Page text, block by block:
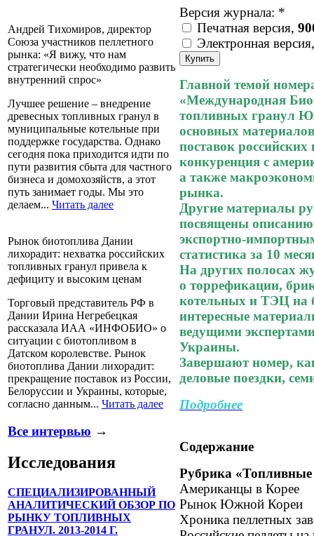
Андрей Тихомиров, директор
Союза участников пеллетного
рынка: «Я вижу, что нам
стратегически необходимо развить
внутренний спрос»
Лучшее решение – внедрение
древесных топливных гранул в
муниципальные котельные при
поддержке государства. Однако
сегодня пока приходится идти по
пути развития сбыта для частного
бизнеса и домохозяйств, а этот
путь занимает годы. Мы это
делаем... Читать далее
Рынок биотоплива Дании
лихорадит: нехватка российских
топливных гранул привела к
дефициту и высоким ценам
Торговый представитель РФ в
Дании Ирина Негребецкая
рассказала ИАА «ИНФОБИО» о
ситуации с биотопливом в
Датском королевстве. Рынок
биотоплива Дании лихорадит:
прекращение поставок из России,
Белоруссии и Украины, которые,
согласно данным... Читать далее
Все интервью →
Исследования
СПЕЦИАЛИЗИРОВАННЫЙ
АНАЛИТИЧЕСКИЙ ОБЗОР ПО
РЫНКУ ТОПЛИВНЫХ
ГРАНУЛ. 2013-2014 Г.
Версия журнала: *
Печатная версия,
Электронная
Главной темой
«Международная
топливных гранул
основных
поставок
конкуренция с
а также
рынка.
Другие материалы
посвящены
экспортно-
статистика за 10
На других полосах
о торрефикации,
котельных и ТЭЦ на
интересные
ведущими
Украины.
Завершают номер,
деловые поездки,
Подробнее
Содержание
Рубрика
Американцы в Корее
Рынок Южной Кореи
Хроника пеллетных